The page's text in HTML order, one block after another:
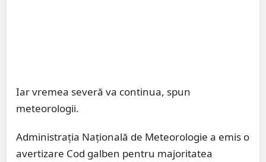
Iar vremea severă va continua, spun
meteorologii.
Administrația Națională de Meteorologie a emis o
avertizare Cod galben pentru majoritatea